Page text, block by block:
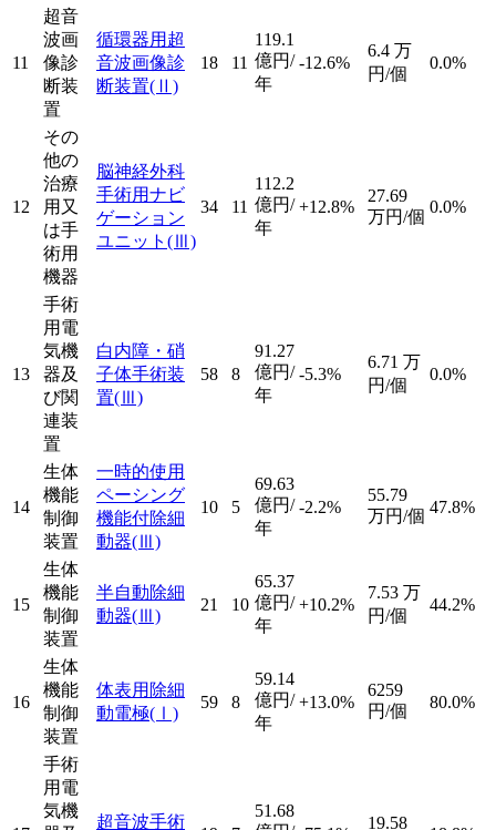
11
超音
波画
像診
断装
置
循環器用超
音波画像診
断装置(Ⅱ)
18 11
119.1
億円/
年
-12.6%
6.4 万
円/個
0.0%
12
その
他の
治療
用又
は手
術用
機器
脳神経外科
手術用ナビ
ゲーション
ユニット (Ⅲ)
34 11
112.2
億円/
年
+12.8%
27.69
万円/個
0.0%
13
手術
用電
気機
器及
び関
連装
置
白内障・硝
子体手術装
置(Ⅲ)
58 8
91.27
億円/
年
-5.3%
6.71 万
円/個
0.0%
14
生体
機能
制御
装置
一時的使用
ペーシング
機能付除細
動器(Ⅲ)
10 5
69.63
億円/
年
-2.2%
55.79
万円/個 47.8%
15
生体
機能
制御
装置
半自動除細
動器(Ⅲ)
21 10
65.37
億円/
年
+10.2%
7.53 万
円/個
44.2%
16
生体
機能
制御
装置
体表用除細
動電極(Ⅰ)
59 8
59.14
億円/
年
+13.0%
6259
円/個
80.0%
手術
用電
気機
超音波手術
51.68
19.58